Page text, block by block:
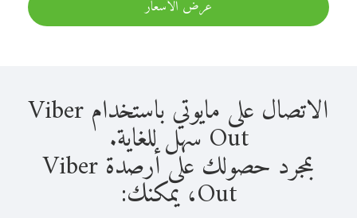
عرض الأسعار
الاتصال على مايوتي باستخدام Viber
Out سهل للغاية.
بمجرد حصولك على أرصدة Viber
Out، يمكنك: